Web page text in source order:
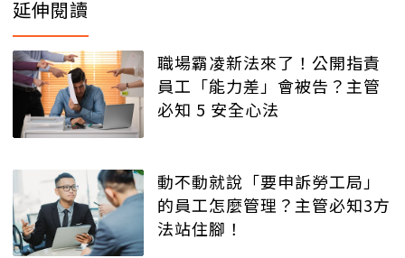
延伸閱讀
職場霸凌新法來了！公開指責
員工「能力差」會被告？主管
必知 5 安全心法
動不動就說「要申訴勞工局」
的員工怎麼管理？主管必知3方
法站住腳！